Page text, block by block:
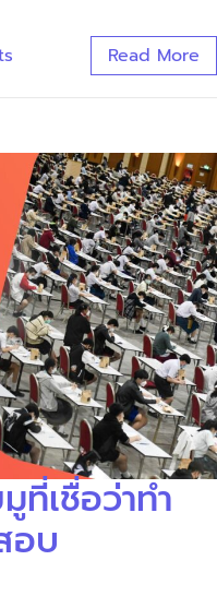
Read More
ที่เชื่อว่าทำ
อบ